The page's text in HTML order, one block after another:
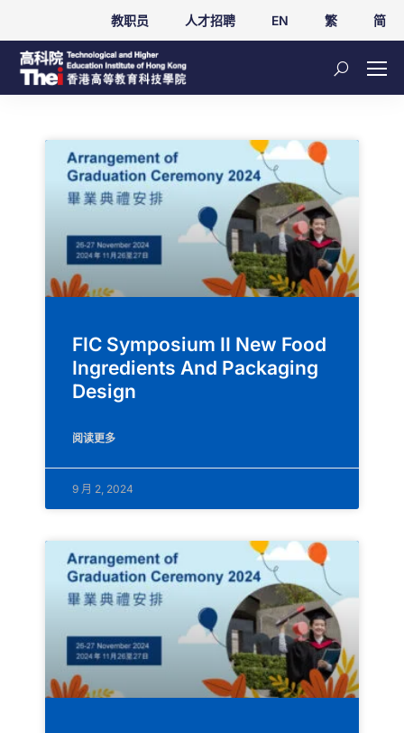
教职员 人才招聘 EN 繁 简
FIC Symposium II New Food
Ingredients And Packaging
Design
阅读更多
9 月 2, 2024